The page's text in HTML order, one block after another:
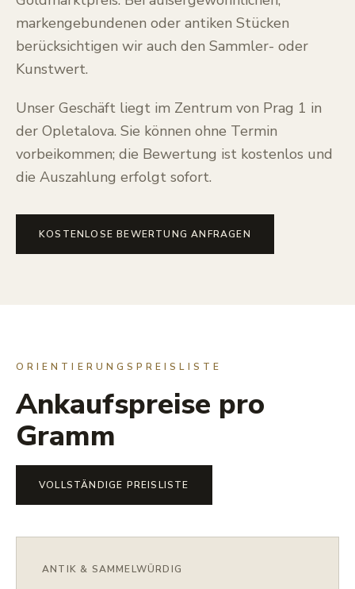
markengebundenen oder antiken Stücken
berücksichtigen wir auch den Sammler- oder
Kunstwert.
Unser Geschäft liegt im Zentrum von Prag 1 in
der Opletalova. Sie können ohne Termin
vorbeikommen; die Bewertung ist kostenlos und
die Auszahlung erfolgt sofort.
KOSTENLOSE BEWERTUNG ANFRAGEN
ORIENTIERUNGSPREISLISTE
Ankaufspreise pro
Gramm
VOLLSTÄNDIGE PREISLISTE
ANTIK & SAMMELWÜRDIG